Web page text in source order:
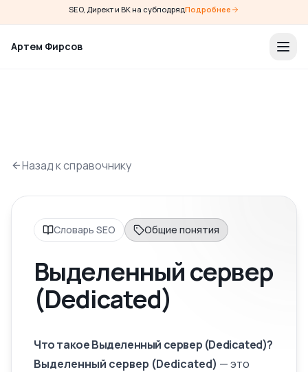
SEO, Директ и ВК на субподрядПодробнее
Артем Фирсов
Назад к справочнику
Словарь SEO Общие понятия
Выделенный сервер
(Dedicated)
Что такое Выделенный сервер (Dedicated)?
Выделенный сервер (Dedicated) — это